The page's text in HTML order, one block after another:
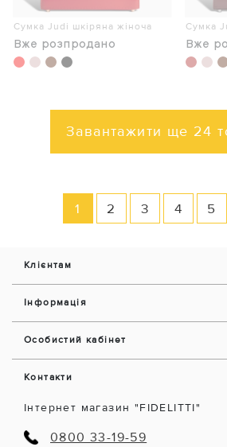
Сумка Judi шкіряна жіноча
Вже розпродано
Сумка
Вже
Завантажити ще 24
1 2 3 4 5
Клієнтам
Інформація
Особистий кабінет
Контакти
Інтернет магазин "FIDELITTI"
0800 33-19-59